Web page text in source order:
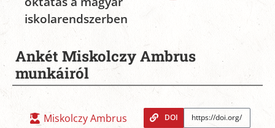
iskolarendszerben
Ankét Miskolczy Ambrus
munkáiról
Miskolczy Ambrus
DOI